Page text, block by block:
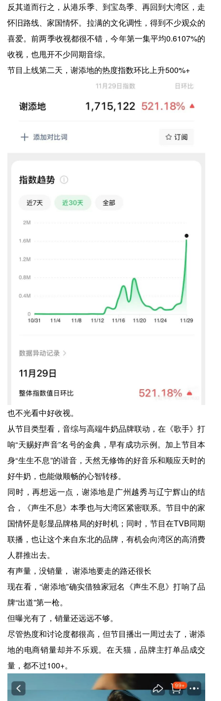
反其道而行之，从港乐季、到宝岛季、再回到大湾区，走
怀旧路线、家国情怀。拉满的文化调性，得到不少观众的
喜爱。前两季收视都很不错，今年第一集平均0.6107%的
收视，也甩开不少同期音综。
节目上线第二天，谢添地的热度指数环比上升500%+
也不光看中好收视。
从节目类型看，音综与高端牛奶品牌联动，在《歌手》打
响“天赐好声音”名号的金典，早有成功示例。加上节目本
身“生生不息”的谐音，天然无修饰的好音乐和顺应天时的
好牛奶，也能做顺畅的心智转移。
同时，再想远一点，谢添地是广州越秀与辽宁辉山的结
合，《声生不息》本季也与大湾区紧密联系。节目中的家
国情怀是彰显品牌格局的好时机；同时，节目在TVB同期
联播，也让这个来自东北的品牌，有机会向湾区的高消费
人群推出去。
有声量，没销量， 谢添地要走的路还很长
现在看，“谢添地”确实借独家冠名《声生不息》打响了品
牌“出道”第一枪。
但曝光有了，销量还远远不够。
尽管热度和讨论度都很高，但节目播出一周过去了，谢添
地的电商销量却并不乐观。在天猫，品牌主打单品成交
量，都不过100+。